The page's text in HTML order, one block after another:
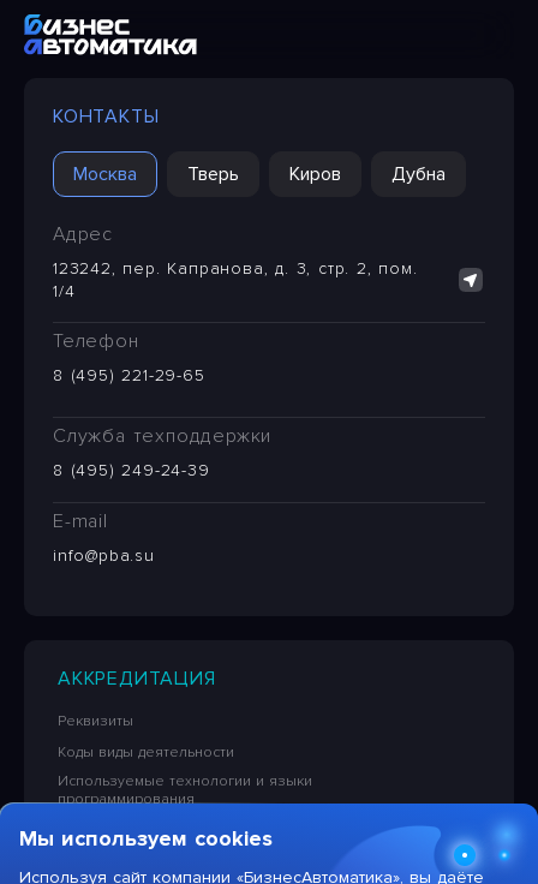
КОНТАКТЫ
Москва Тверь Киров Дубна
Адрес
123242, пер. Капранова, д. 3, стр. 2, пом.
1/4
Телефон
8 (495) 221-29-65
Служба техподдержки
8 (495) 249-24-39
E-mail
info@pba.su
АККРЕДИТАЦИЯ
Реквизиты
Коды виды деятельности
Используемые технологии и языки
программирования
Сведения об исключительных правах на ПО
«БизнесАвтоматика»
Мы используем cookies
Используя сайт компании «БизнесАвтоматика», вы даёте